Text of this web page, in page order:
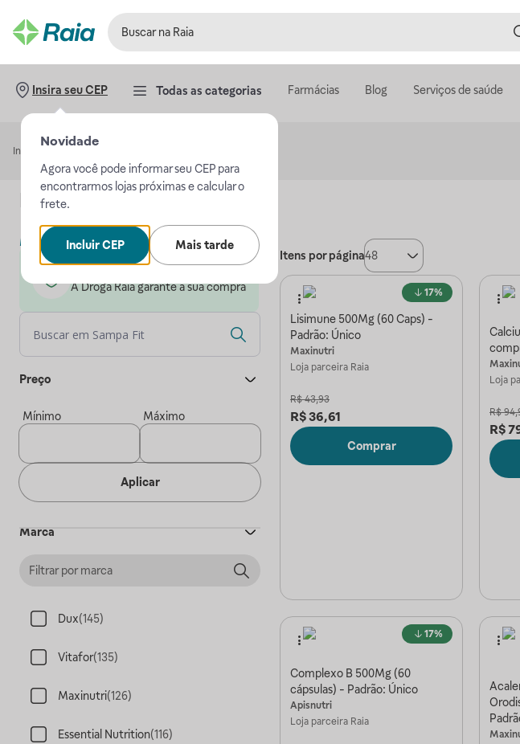
Insira seu CEP
Novidade
Agora você pode informar seu CEP para
encontrarmos lojas próximas e calcular o
frete.
Incluir CEP Mais tarde
Todas as categorias Farmácias Blog Serviços de saúde
Início
LojaSampa Fit
Mais sobre a loja
A Droga Raia garante a sua compra
Preço
Mínimo Máximo
Aplicar
Marca
Dux(145)
Vitafor(135)
Maxinutri(126)
Essential Nutrition(116)
Itens por página48
17%
Lisimune 500Mg (60 Caps) -
Padrão: Único
Maxinutri
Loja parceira Raia
R$ 43,93
R$36,61
Comprar
Loja
R$
R$
17%
Complexo B 500Mg (60
cápsulas) - Padrão: Único
Apisnutri
Loja parceira Raia